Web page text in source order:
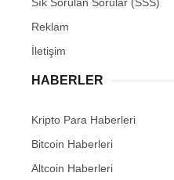
Sık Sorulan Sorular (SSS)
Reklam
İletişim
HABERLER
Kripto Para Haberleri
Bitcoin Haberleri
Altcoin Haberleri